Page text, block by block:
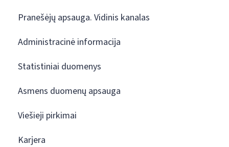
Pranešėjų apsauga. Vidinis kanalas
Administracinė informacija
Statistiniai duomenys
Asmens duomenų apsauga
Viešieji pirkimai
Karjera